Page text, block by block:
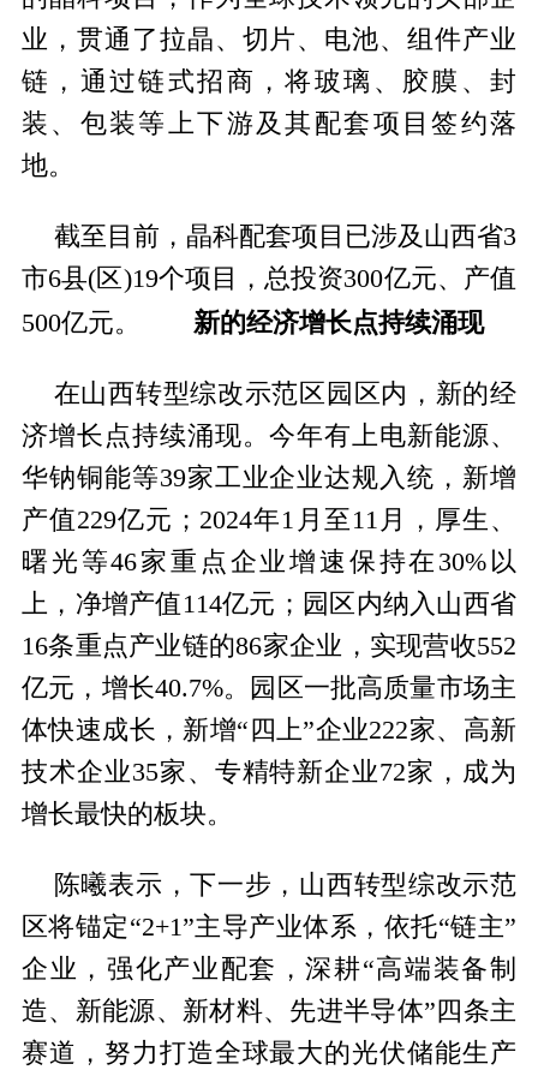
业，贯通了拉晶、切片、电池、组件产业
链，通过链式招商，将玻璃、胶膜、封
装、包装等上下游及其配套项目签约落
地。
截至目前，晶科配套项目已涉及山西省3
市6县(区)19个项目，总投资300亿元、产值
500亿元。
新的经济增长点持续涌现
在山西转型综改示范区园区内，新的经
济增长点持续涌现。今年有上电新能源、
华钠铜能等39家工业企业达规入统，新增
产值229亿元；2024年1月至11月，厚生、
曙光等46家重点企业增速保持在30%以
上，净增产值114亿元；园区内纳入山西省
16条重点产业链的86家企业，实现营收552
亿元，增长40.7%。园区一批高质量市场主
体快速成长，新增“四上”企业222家、高新
技术企业35家、专精特新企业72家，成为
增长最快的板块。
陈曦表示，下一步，山西转型综改示范
区将锚定“2+1”主导产业体系，依托“链主”
企业，强化产业配套，深耕“高端装备制
造、新能源、新材料、先进半导体”四条主
赛道，努力打造全球最大的光伏储能生产